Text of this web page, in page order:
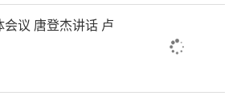
超1150个；通过汽车以旧换
利用，金属材料回收率超
旧动力电池2240吨。畜禽粪
，农膜回收率提升至
议 唐登杰讲话 卢